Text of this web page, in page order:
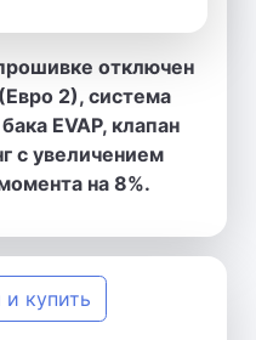
отключен
2), система
EVAP, клапан
с увеличением
на 8%.
и купить